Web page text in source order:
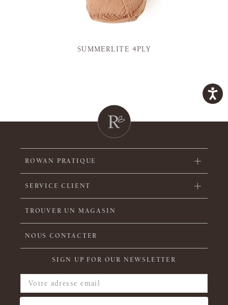
SUMMERLITE 4PLY
ROWAN PRATIQUE
SERVICE CLIENT
TROUVER UN MAGASIN
NOUS CONTACTER
SIGN UP FOR OUR NEWSLETTER